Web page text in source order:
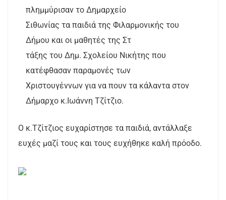
πλημμύρισαν το Δημαρχείο
Σιθωνίας τα παιδιά της Φιλαρμονικής του
Δήμου και οι μαθητές της Στ
τάξης του Δημ. Σχολείου Νικήτης που
κατέφθασαν παραμονές των
Χριστουγέννων για να πουν τα κάλαντα στον
Δήμαρχο κ.Ιωάννη Τζίτζιο.
Ο κ.Τζίτζιος ευχαρίστησε τα παιδιά, αντάλλαξε
ευχές μαζί τους και τους ευχήθηκε καλή πρόοδο.